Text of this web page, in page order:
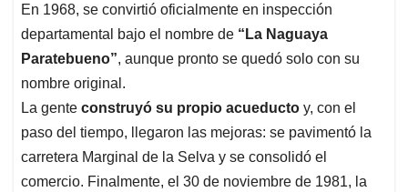
En 1968, se convirtió oficialmente en inspección
departamental bajo el nombre de “La Naguaya
Paratebueno”, aunque pronto se quedó solo con su
nombre original.
La gente construyó su propio acueducto y, con el
paso del tiempo, llegaron las mejoras: se pavimentó la
carretera Marginal de la Selva y se consolidó el
comercio. Finalmente, el 30 de noviembre de 1981, la